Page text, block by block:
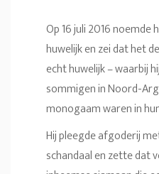
Op 16 juli 2016 noemde
huwelijk en zei dat het
echt huwelijk – waarbij
sommigen in Noord-
monogaam waren in
Hij pleegde afgoderij
schandaal en zette dat